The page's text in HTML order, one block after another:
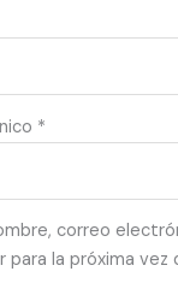
*
correo
para la próxima vez